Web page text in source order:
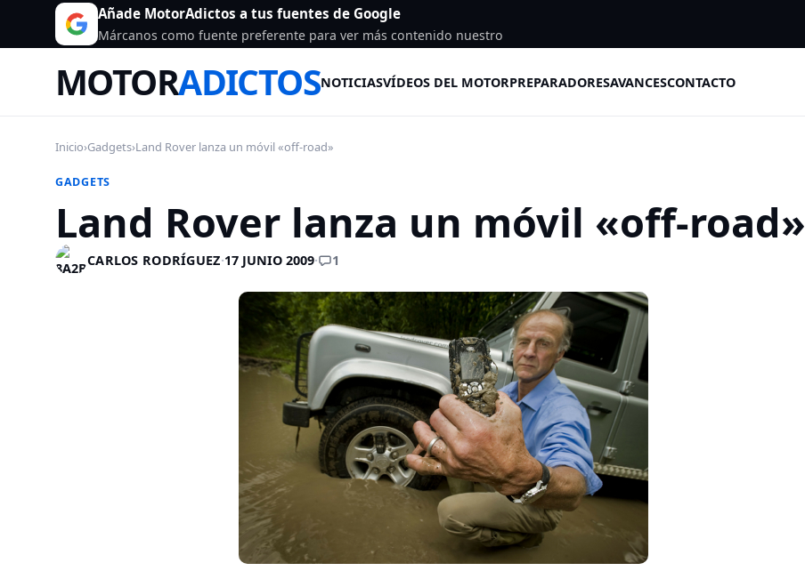
Añade MotorAdictos a tus fuentes de Google
Márcanos como fuente preferente para ver más contenido nuestro
MOTORADICTOSNOTICIASVÍDEOS DEL MOTORPREPARADORESAVANCESCONTACTO
Inicio›Gadgets›Land Rover lanza un móvil «off-road»
GADGETS
Land Rover lanza un móvil «off-road»
CARLOS RODRÍGUEZ·17 JUNIO 2009· 1